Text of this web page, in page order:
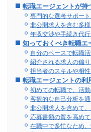
転職エージェントが持
専門的な選考サポー
非公開求人を含む多
年収交渉や手続き代
知っておくべき転職エ
自分のペースで転職
紹介される求人の偏
担当者のスキルや相
転職エージェントの利
初めての転職で、活
客観的な自己分析を
非公開求人を含めて
応募書類の質を高め
在職中で多忙なため